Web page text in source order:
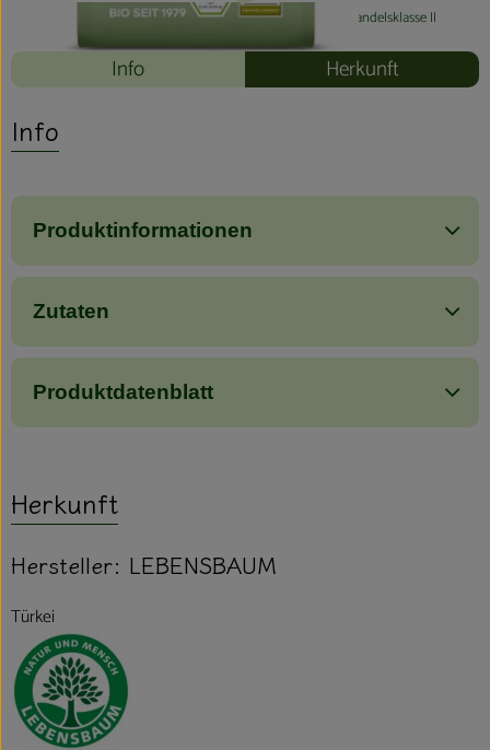
2,60 €/ 5g 520,00 € / kg 7% MwSt Handelsklasse II
Info Herkunft
Info
Produktinformationen
Zutaten
Produktdatenblatt
Herkunft
Hersteller: LEBENSBAUM
Türkei